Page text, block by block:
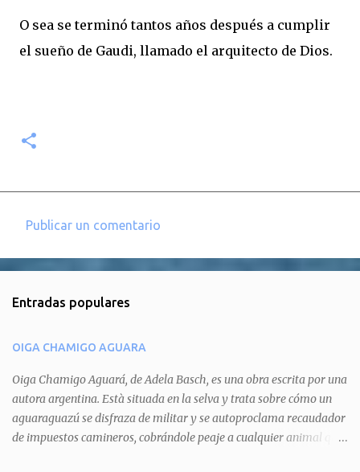
O sea se terminó tantos años después a cumplir
el sueño de Gaudi, llamado el arquitecto de Dios.
e
t
a
r
i
o
Publicar un comentario
Entradas populares
OIGA CHAMIGO AGUARA
Oiga Chamigo Aguará, de Adela Basch, es una obra escrita por una
autora argentina. Està situada en la selva y trata sobre cómo un
aguaraguazú se disfraza de militar y se autoproclama recaudador
de impuestos camineros, cobrándole peaje a cualquier animal que